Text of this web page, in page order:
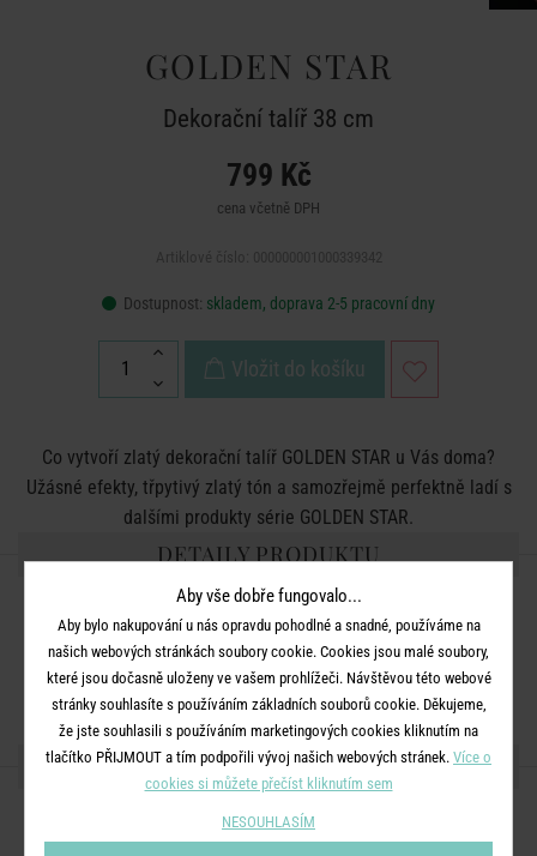
GOLDEN STAR
Dekorační talíř 38 cm
799 Kč
cena včetně DPH
Dostupnost: skladem, doprava 2-5 pracovní dny
Vložit do košíku
Co vytvoří zlatý dekorační talíř GOLDEN STAR u Vás doma?
Užásné efekty, třpytivý zlatý tón a samozřejmě perfektně ladí s
dalšími produkty série GOLDEN STAR.
DETAILY PRODUKTU
Barva:zlatá
Rozměry:D 38 x Š 38 x V 2 cm
Materiál:hliník
SDÍLEJTE S PŘÁTELI
Aby vše dobře fungovalo...
Aby bylo nakupování u nás opravdu pohodlné a snadné, používáme na
našich webových stránkách soubory cookie. Cookies jsou malé soubory,
které jsou dočasně uloženy ve vašem prohlížeči. Návštěvou této webové
stránky souhlasíte s používáním základních souborů cookie. Děkujeme,
že jste souhlasili s používáním marketingových cookies kliknutím na
tlačítko PŘIJMOUT a tím podpořili vývoj našich webových stránek. Více o
cookies si můžete přečíst kliknutím sem
NESOUHLASÍM